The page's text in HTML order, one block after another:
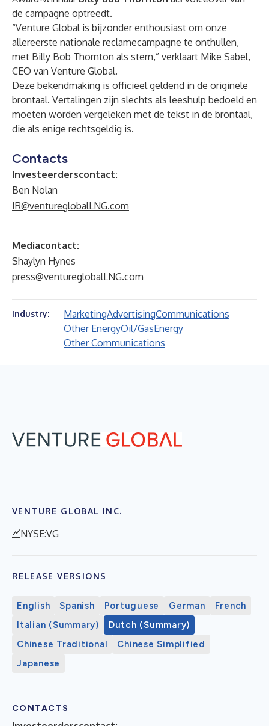
de campagne optreedt.
“Venture Global is bijzonder enthousiast om onze
allereerste nationale reclamecampagne te onthullen,
met Billy Bob Thornton als stem,” verklaart Mike Sabel,
CEO van Venture Global.
Deze bekendmaking is officieel geldend in de originele
brontaal. Vertalingen zijn slechts als leeshulp bedoeld en
moeten worden vergeleken met de tekst in de brontaal,
die als enige rechtsgeldig is.
Contacts
Investeerderscontact:
Ben Nolan
IR@ventureglobalLNG.com
Mediacontact:
Shaylyn Hynes
press@ventureglobalLNG.com
Industry: MarketingAdvertisingCommunications
Other EnergyOil/GasEnergy
Other Communications
VENTURE GLOBAL INC.
NYSE:VG
RELEASE VERSIONS
English Spanish Portuguese German
French
Italian (Summary)
Dutch (Summary)
Chinese Traditional
Chinese Simplified
Japanese
CONTACTS